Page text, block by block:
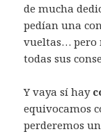
de mucha
pedían una
vueltas… pero
todas sus
Y vaya sí hay
equivocamos
perderemos